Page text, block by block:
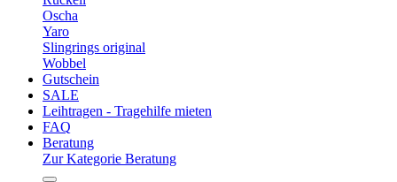
Oscha
Yaro
Slingrings original
Wobbel
Gutschein
SALE
Leihtragen - Tragehilfe mieten
FAQ
Beratung
Zur Kategorie Beratung